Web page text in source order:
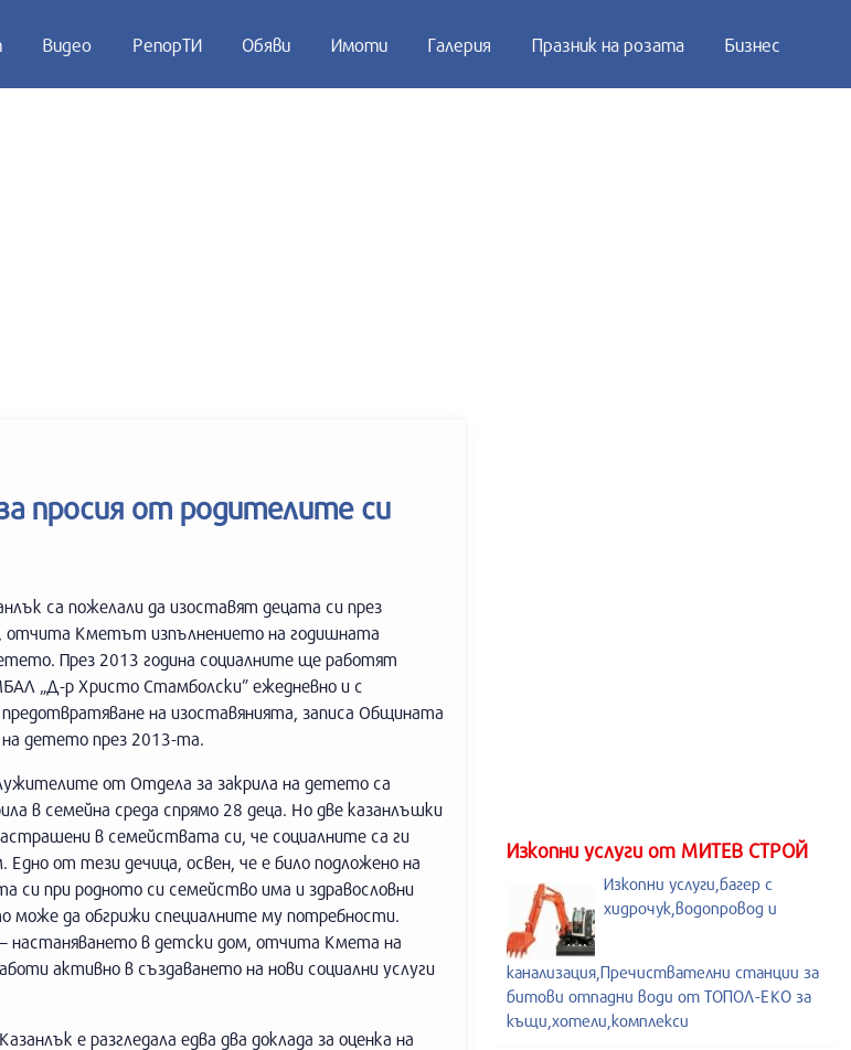
Видео РепорТИ Обяви Имоти Галерия Празник на розата Бизнес
просия от родителите си
са пожелали да изоставят децата си през
отчита Кметът изпълнението на годишната
През 2013 година социалните ще работят
„Д-р Христо Стамболски” ежедневно и с
предотвратяване на изоставянията, записа Общината
на детето през 2013-та.
от Отдела за закрила на детето са
в семейна среда спрямо 28 деца. Но две казанлъшки
в семействата си, че социалните са ги
Едно от тези дечица, освен, че е било подложено на
си при родното си семейство има и здравословни
може да обгрижи специалните му потребности.
– настаняването в детски дом, отчита Кмета на
активно в създаването на нови социални услуги
е разгледала едва два доклада за оценка на
Изкопни услуги от МИТЕВ СТРОЙ
Изкопни услуги,багер с
хидрочук,водопровод и
канализация,Пречиствателни станции за
битови отпадни води от ТОПОЛ-ЕКО за
къщи,хотели,комплекси